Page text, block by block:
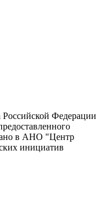
Российской Федерации
в АНО "Центр
инициатив